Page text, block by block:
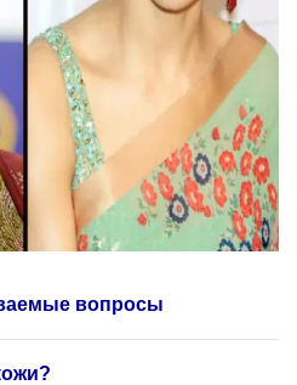
вопросы